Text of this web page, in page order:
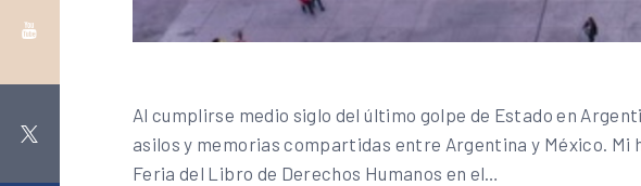
Al cumplirse medio siglo del último golpe de Estado en
asilos y memorias compartidas entre Argentina y México. Mi
Feria del Libro de Derechos Humanos en el…